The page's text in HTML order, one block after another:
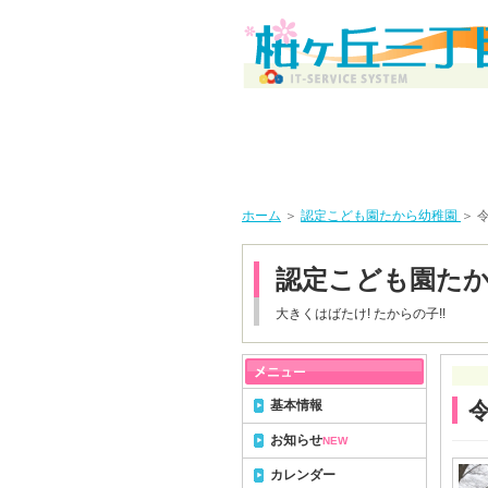
ホーム ＞ 認定こども園たから幼稚園 ＞
認定こども園た
大きくはばたけ! たからの子!!
基本情報
お知らせNEW
カレンダー